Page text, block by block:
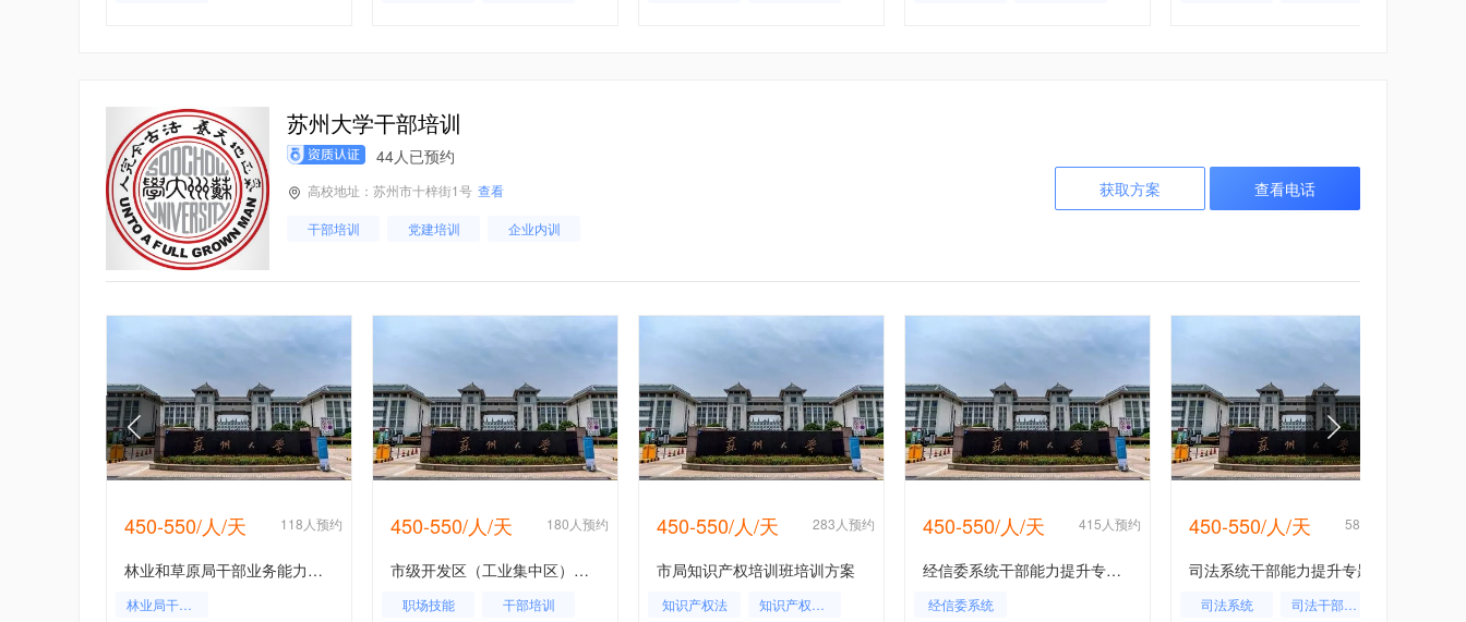
获取方案 查看电话
苏州大学干部培训
44人已预约
高校地址：苏州市十梓街1号 查看
干部培训 党建培训 企业内训
450-550/人/天 118人预约
林业和草原局干部业务能力提升专题培训班方案-苏州大学
林业局干部培训
450-550/人/天 180人预约
市级开发区（工业集中区）高质量发展能力提升培训班培训方案
职场技能
干部培训
450-550/人/天 283人预约
市局知识产权培训班培训方案
知识产权法
知识产权法前沿
450-550/人/天 415人预约
经信委系统干部能力提升专题培训班方案-苏州大学
经信委系统
450-550/人/天 588人预约
司法系统
司法干部培训